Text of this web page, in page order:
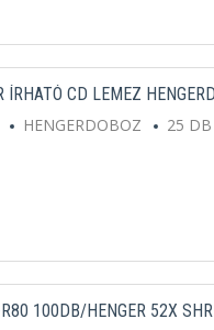
ÍRHATÓ CD LEMEZ
HENGERDOBOZ 25
100DB/HENGER 52X